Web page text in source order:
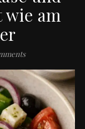
wie am